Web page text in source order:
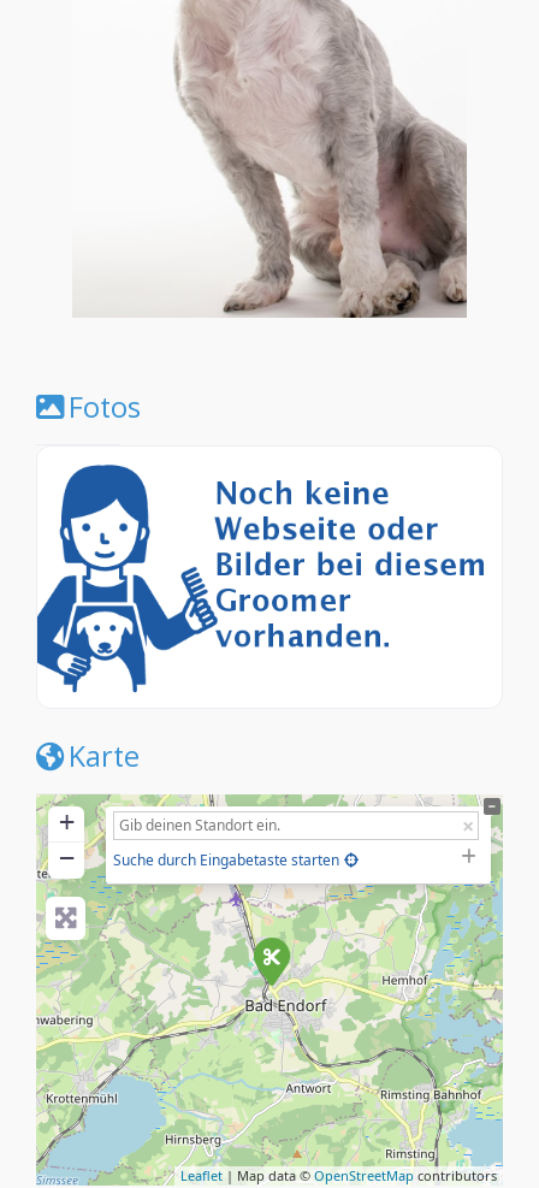
Fotos
Karte
+
−
Suche durch Eingabetaste starten
Leaflet | Map data © OpenStreetMap contributors